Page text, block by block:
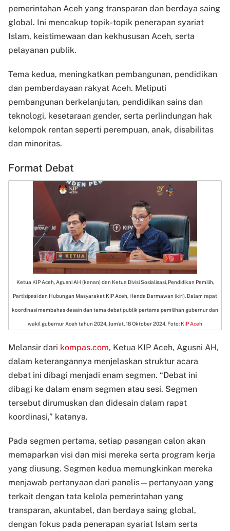
pemerintahan Aceh yang transparan dan berdaya saing
global. Ini mencakup topik-topik penerapan syariat
Islam, keistimewaan dan kekhususan Aceh, serta
pelayanan publik.
Tema kedua, meningkatkan pembangunan, pendidikan
dan pemberdayaan rakyat Aceh. Meliputi
pembangunan berkelanjutan, pendidikan sains dan
teknologi, kesetaraan gender, serta perlindungan hak
kelompok rentan seperti perempuan, anak, disabilitas
dan minoritas.
Format Debat
Ketua KIP Aceh, Agusni AH (kanan) dan Ketua Divisi Sosialisasi, Pendidikan Pemilih,
Partisipasi dan Hubungan Masyarakat KIP Aceh, Henda Darmawan (kiri). Dalam rapat
koordinasi membahas desain dan tema debat publik pertama pemilihan gubernur dan
wakil gubernur Aceh tahun 2024, Jum’at, 18 Oktober 2024. Foto: KIP Aceh
Melansir dari kompas.com, Ketua KIP Aceh, Agusni AH,
dalam keterangannya menjelaskan struktur acara
debat ini dibagi menjadi enam segmen. “Debat ini
dibagi ke dalam enam segmen atau sesi. Segmen
tersebut dirumuskan dan didesain dalam rapat
koordinasi,” katanya.
Pada segmen pertama, setiap pasangan calon akan
memaparkan visi dan misi mereka serta program kerja
yang diusung. Segmen kedua memungkinkan mereka
menjawab pertanyaan dari panelis—pertanyaan yang
terkait dengan tata kelola pemerintahan yang
transparan, akuntabel, dan berdaya saing global,
dengan fokus pada penerapan syariat Islam serta